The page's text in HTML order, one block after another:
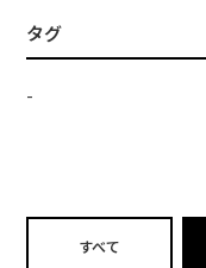
タグ
-
すべて